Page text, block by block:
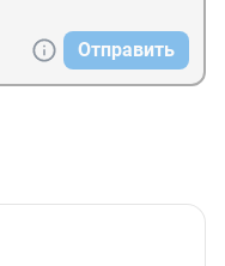
Отправить